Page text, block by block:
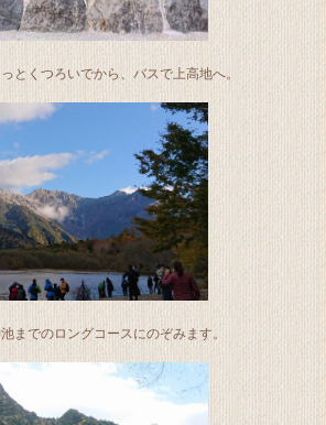
とくつろいでから、バスで上高地へ。
までのロングコースにのぞみます。